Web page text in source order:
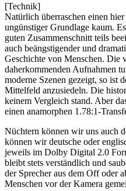
[Technik]
Natürlich überraschen einen
ungünstiger Grundlage kaum.
guten Zusammenschnitt teils
auch beängstigender und
Geschichte von Menschen. Die
daherkommenden Aufnahmen
moderne Szenen gezeigt, so ist
Mittelfeld anzusiedeln. Die
keinem Vergleich stand. Aber
einen anamorphen 1.78:1-
Nüchtern können wir uns auch
können wir deutsche oder
jeweils im Dolby Digital 2.0
bleibt stets verständlich und
der Sprecher aus dem Off oder
Menschen vor der Kamera